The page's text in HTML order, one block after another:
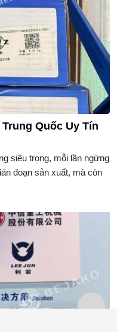
Quốc Uy Tín
siêu trọng, mỗi lần ngừng
đoạn sản xuất, mà còn